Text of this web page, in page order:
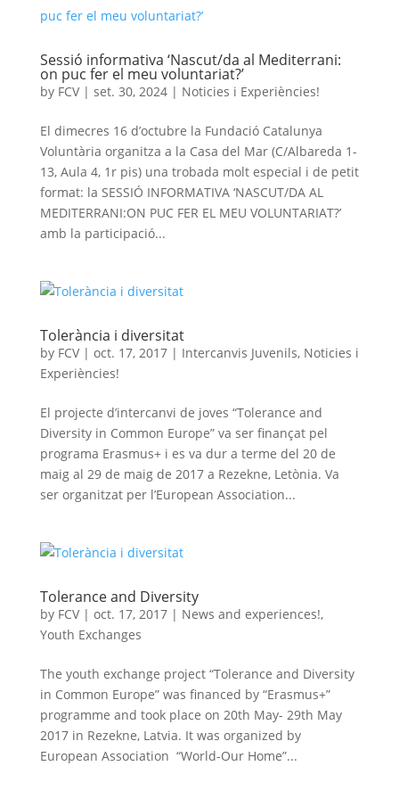
Sessió informativa ‘Nascut/da al Mediterrani:
on puc fer el meu voluntariat?’
by FCV| set. 30, 2024| Noticies i Experiències!
El dimecres 16 d’octubre la Fundació Catalunya
Voluntària organitza a la Casa del Mar (C/Albareda 1-
13, Aula 4, 1r pis) una trobada molt especial i de petit
format: la SESSIÓ INFORMATIVA ‘NASCUT/DA AL
MEDITERRANI:ON PUC FER EL MEU VOLUNTARIAT?’
amb la participació...
Tolerància i diversitat
by FCV| oct. 17, 2017| Intercanvis Juvenils, Noticies i
Experiències!
El projecte d’intercanvi de joves “Tolerance and
Diversity in Common Europe” va ser finançat pel
programa Erasmus+ i es va dur a terme del 20 de
maig al 29 de maig de 2017 a Rezekne, Letònia. Va
ser organitzat per l’European Association...
Tolerance and Diversity
by FCV| oct. 17, 2017| News and experiences!,
Youth Exchanges
The youth exchange project “Tolerance and Diversity
in Common Europe” was financed by “Erasmus+”
programme and took place on 20th May- 29th May
2017 in Rezekne, Latvia. It was organized by
European Association “World-Our Home”...